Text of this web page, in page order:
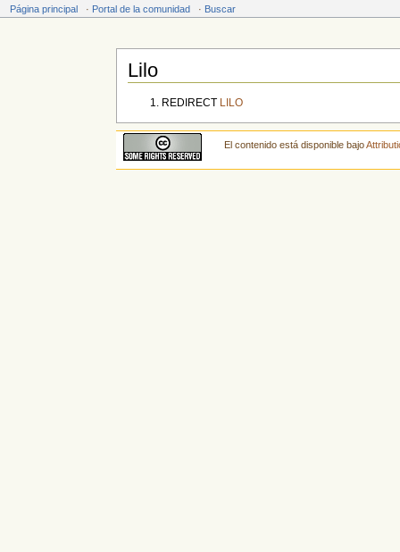
Página principal · Portal de la comunidad · Buscar
Lilo
REDIRECT LILO
El contenido está disponible bajo